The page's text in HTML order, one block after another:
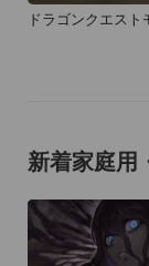
ドラゴンクエス
新着家庭用